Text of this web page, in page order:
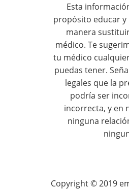
Esta
propósito educar
manera
médico. Te
tu médico
puedas tener.
legales que la
podría ser
incorrecta, y en
ninguna
Copyright © 2019